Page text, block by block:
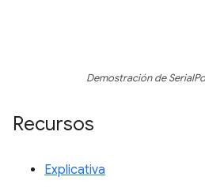
Demostración de
Recursos
Explicativa